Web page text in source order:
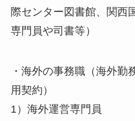
際センター図書館、関西
専門員や司書等）
・海外の事務職（海外勤
用契約）
1）海外運営専門員